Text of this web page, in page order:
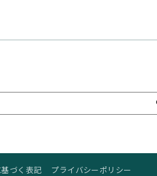
づく表記 プライバシーポリシー